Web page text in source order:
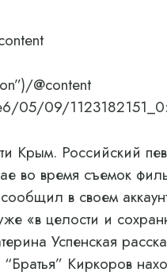
@content
05/09/
Российский
во время съемок
в своем
«в целости и
Успенская
Киркоров